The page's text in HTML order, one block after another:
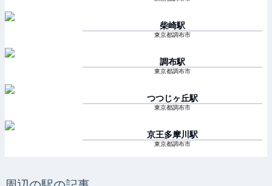
柴崎駅
東京都調布市
調布駅
東京都調布市
つつじヶ丘駅
東京都調布市
京王多摩川 駅
東京都調布市